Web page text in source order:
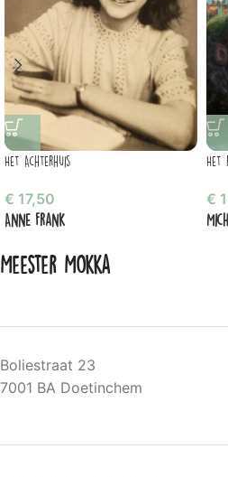
Het Achterhuis
€ 17,50
Anne Frank
Het
€
Meester Mokka
Boliestraat 23
7001 BA Doetinchem